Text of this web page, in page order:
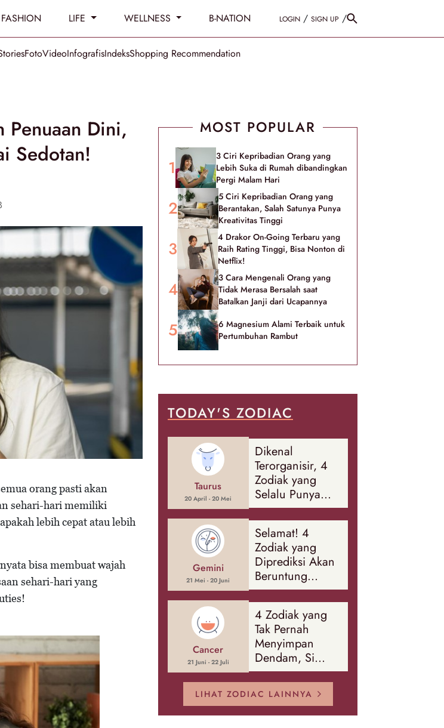
FASHION LIFE WELLNESS B-NATION LOGIN / SIGN UP /
FotoVideoInfografisIndeksShopping Recommendation
Penuaan Dini,
Sedotan!
orang pasti akan
sehari-hari memiliki
lebih cepat atau lebih
bisa membuat wajah
sehari-hari yang
MOST POPULAR
3 Ciri Kepribadian Orang yang
Lebih Suka di Rumah dibandingkan
Pergi Malam Hari
5 Ciri Kepribadian Orang yang
Berantakan, Salah Satunya Punya
Kreativitas Tinggi
4 Drakor On-Going Terbaru yang
Raih Rating Tinggi, Bisa Nonton di
Netflix!
3 Cara Mengenali Orang yang
Tidak Merasa Bersalah saat
Batalkan Janji dari Ucapannya
6 Magnesium Alami Terbaik untuk
Pertumbuhan Rambut
TODAY'S ZODIAC
Taurus
20 April - 20 Mei
Dikenal
Terorganisir, 4
Zodiak yang
Selalu Punya
Rencana
Cadangan Soal
Banyak Hal
Gemini
21 Mei - 20 Juni
Selamat! 4
Zodiak yang
Diprediksi Akan
Beruntung
Sepanjang
Agustus 2026
Cancer
21 Juni - 22 Juli
4 Zodiak yang
Tak Pernah
Menyimpan
Dendam, Si
Paling Mudah
Memaafkan!
LIHAT ZODIAC LAINNYA